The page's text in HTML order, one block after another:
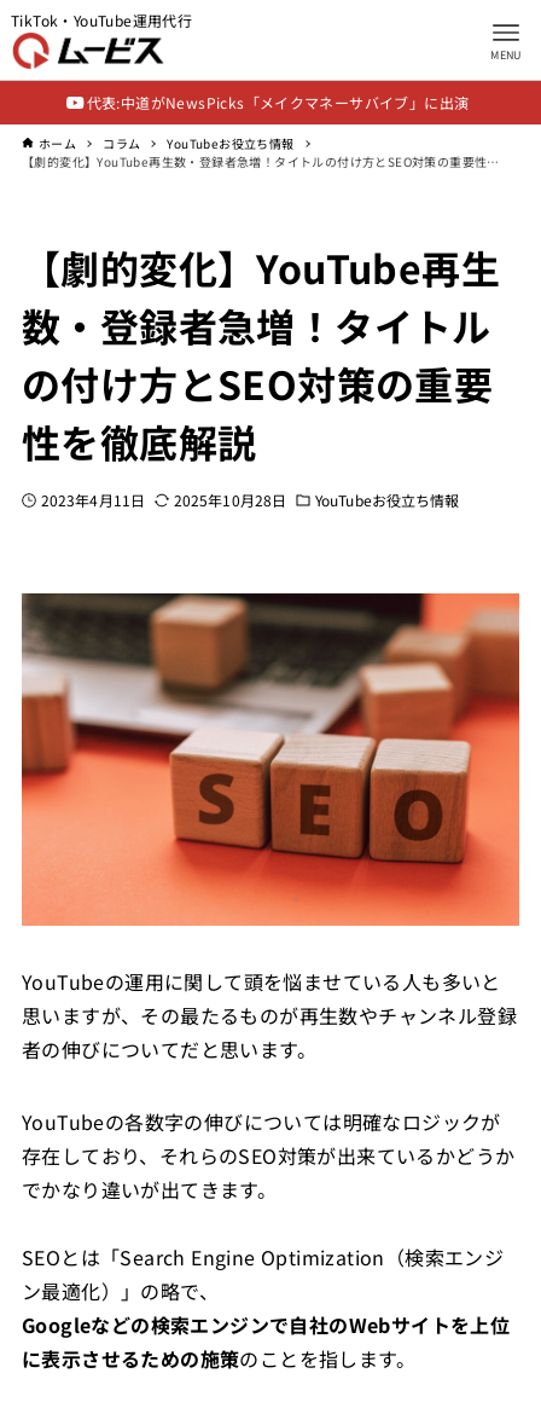
MENU
TikTok・YouTube運用代行
代表:中道がNewsPicks「メイクマネーサバイブ」に出演
ホーム コラム
YouTubeお役立ち情報
【劇的変化】YouTube再生数・登録者急増！タイトルの付け方とSEO対策の重要性を徹底解説
【劇的変化】YouTube再生
数・登録者急増！タイトル
の付け方とSEO対策の重要
性を徹底解説
2023年4月11日 2025年10月28日 YouTubeお役立ち情報
YouTubeの運用に関して頭を悩ませている人も多いと
思いますが、その最たるものが再生数やチャンネル登録
者の伸びについてだと思います。
YouTubeの各数字の伸びについては明確なロジックが
存在しており、それらのSEO対策が出来ているかどうか
でかなり違いが出てきます。
SEOとは「Search Engine Optimization（検索エンジ
ン最適化）」の略で、
Googleなどの検索エンジンで自社のWebサイトを上位
に表示させるための施策のことを指します。